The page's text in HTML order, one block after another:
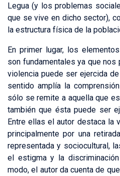
Legua (y los problemas
que se vive en dicho sector),
la estructura física de la
En primer lugar, los
son fundamentales ya que nos
violencia puede ser ejercida
sentido amplía la
sólo se remite a aquella que
también que ésta puede ser
Entre ellas el autor destaca la
principalmente por una
representada y sociocultural,
el estigma y la
modo, el autor da cuenta de